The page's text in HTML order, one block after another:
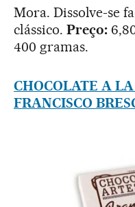
Mora. Dissolve-se
clássico. Preço:
400 gramas.
CHOCOLATE A
FRANCISCO